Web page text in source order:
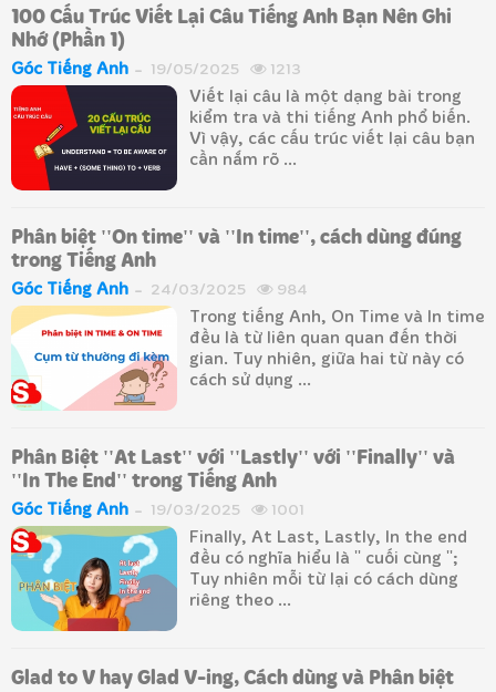
100 Cấu Trúc Viết Lại Câu Tiếng Anh Bạn Nên Ghi
Nhớ (Phần 1)
Góc Tiếng Anh 19/05/2025 1213
Viết lại câu là một dạng bài trong
kiểm tra và thi tiếng Anh phổ biến.
Vì vậy, các cấu trúc viết lại câu bạn
cần nắm rõ ...
Phân biệt ''On time'' và ''In time'', cách dùng đúng
trong Tiếng Anh
Góc Tiếng Anh 24/03/2025 984
Trong tiếng Anh, On Time và In time
đều là từ liên quan quan đến thời
gian. Tuy nhiên, giữa hai từ này có
cách sử dụng ...
Phân Biệt ''At Last'' với ''Lastly'' với ''Finally'' và
''In The End'' trong Tiếng Anh
Góc Tiếng Anh 19/03/2025 1001
Finally, At Last, Lastly, In the end
đều có nghĩa hiểu là '' cuối cùng '';
Tuy nhiên mỗi từ lại có cách dùng
riêng theo ...
Glad to V hay Glad V-ing, Cách dùng và Phân biệt